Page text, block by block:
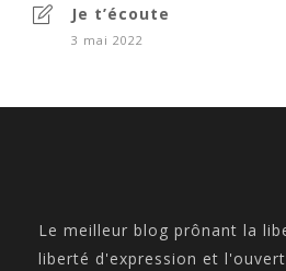
Je t’écoute
3 mai 2022
Le meilleur blog prônant la
liberté d'expression et